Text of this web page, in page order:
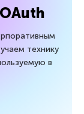
технику
в